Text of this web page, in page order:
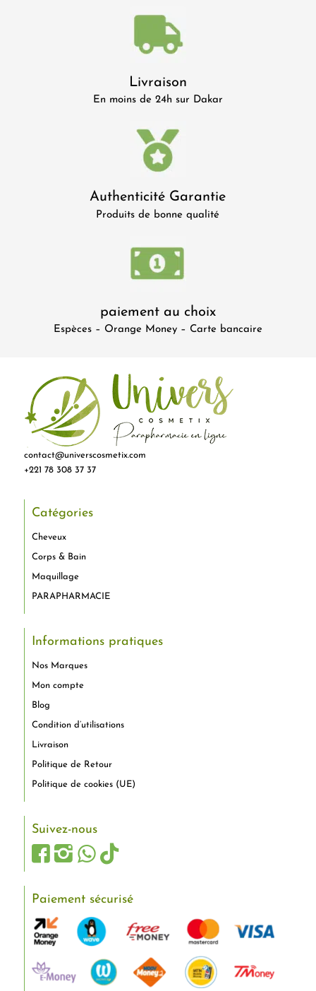
Livraison
En moins de 24h sur Dakar
Authenticité Garantie
Produits de bonne qualité
paiement au choix
Espèces – Orange Money – Carte bancaire
contact@universcosmetix.com
+221 78 308 37 37
Catégories
Cheveux
Corps & Bain
Maquillage
PARAPHARMACIE
Informations pratiques
Nos Marques
Mon compte
Blog
Condition d’utilisations
Livraison
Politique de Retour
Politique de cookies (UE)
Suivez-nous
Paiement sécurisé